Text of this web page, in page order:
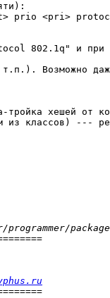
prio <pri>
802.1q" и при
т.п.). Возможно
тройка хешей от
классов) ---